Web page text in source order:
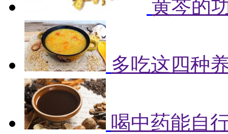
黄芩的
多吃这四种
喝中药能自